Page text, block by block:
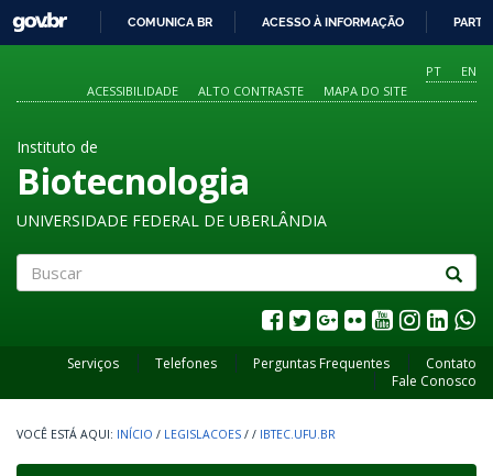
O
CONTEÚDO
GOVBR
COMUNICA BR ACESSO À INFORMAÇÃO
PT
EN
ACESSIBILIDADE
ALTO CONTRASTE MAPA DO SITE
Instituto de
Biotecnologia
UNIVERSIDADE FEDERAL DE UBERLÂNDIA
Serviços Telefones Perguntas Frequentes
Contato
Fale Conosco
INÍCIO / LEGISLACOES / / IBTEC.UFU.BR